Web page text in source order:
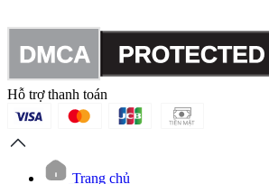
Hỗ trợ thanh toán
Trang chủ